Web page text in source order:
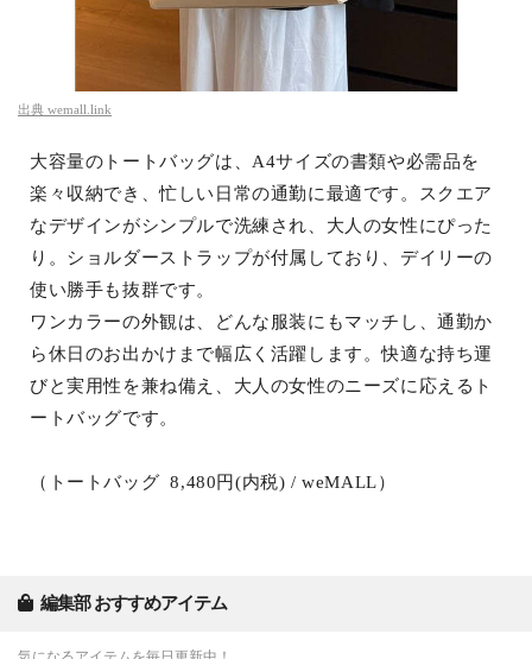
出典 wemall.link
大容量のトートバッグは、A4サイズの書類や必需品を
楽々収納でき、忙しい日常の通勤に最適です。スクエア
なデザインがシンプルで洗練され、大人の女性にぴった
り。ショルダーストラップが付属しており、デイリーの
使い勝手も抜群です。
ワンカラーの外観は、どんな服装にもマッチし、通勤か
ら休日のお出かけまで幅広く活躍します。快適な持ち運
びと実用性を兼ね備え、大人の女性のニーズに応えるト
ートバッグです。
（トートバッグ 8,480円(内税) / weMALL）
編集部 おすすめアイテム